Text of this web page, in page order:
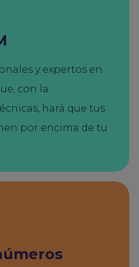
y expertos en
con la
hará que tus
por encima de tu